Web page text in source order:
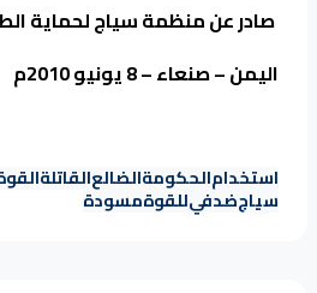
صادر عن منظمة سياج لحماية
اليمن – صنعاء – 8 يونيو 2010م
استخدامالحكومةالضالعالقاتلة
سياجضدفيللقوةمسودة